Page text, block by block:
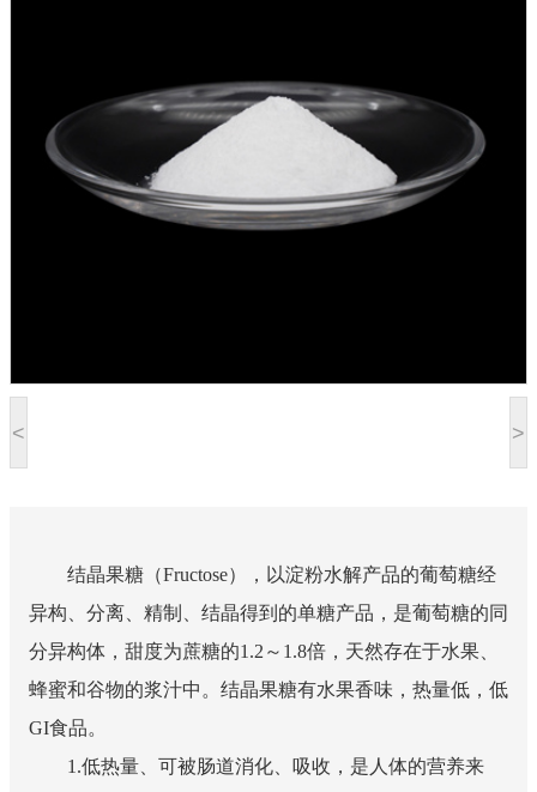
< >
结晶果糖（Fructose），以淀粉水解产品的葡萄糖经
异构、分离、精制、结晶得到的单糖产品，是葡萄糖的同
分异构体，甜度为蔗糖的1.2～1.8倍，天然存在于水果、
蜂蜜和谷物的浆汁中。结晶果糖有水果香味，热量低，低
GI食品。
1.低热量、可被肠道消化、吸收，是人体的营养来